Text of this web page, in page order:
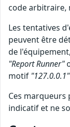
code arbitraire,
Les tentatives
peuvent être
de
"Report Runner"
motif "127.0.0.1"
Ces
indicatif et ne